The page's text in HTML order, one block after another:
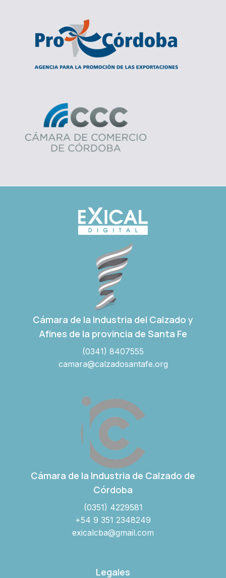
Cámara de la Industria del Calzado y
Afines de la provincia de Santa Fe
(0341) 8407555
camara@calzadosantafe.org
Cámara de la Industria de Calzado de
Córdoba
(0351) 4229581
+54 9 351 2348249
exicalcba@gmail.com
Legales